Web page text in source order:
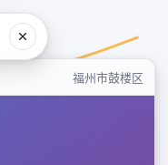
福州市鼓楼区